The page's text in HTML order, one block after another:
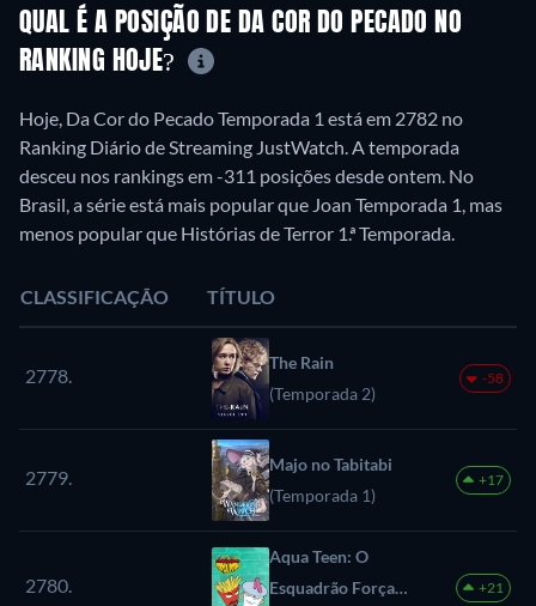
QUAL É A POSIÇÃO DE DA COR DO PECADO NO
RANKING HOJE?
Hoje, Da Cor do Pecado Temporada 1 está em 2782 no
Ranking Diário de Streaming JustWatch. A temporada
desceu nos rankings em -311 posições desde ontem. No
Brasil, a série está mais popular que Joan Temporada 1, mas
menos popular que Histórias de Terror 1.ª Temporada.
CLASSIFICAÇÃO TÍTULO
2778.
The Rain
(Temporada 2)
-58
2779.
Majo no Tabitabi
(Temporada 1)
+17
2780.
Aqua Teen: O
Esquadrão Força
+21